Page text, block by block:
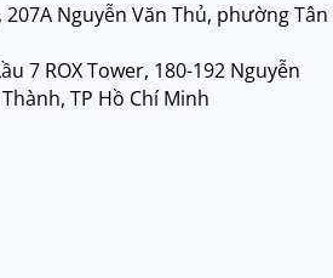
Nguyễn Văn Thủ, phường Tân
7 ROX Tower, 180-192 Nguyễn
TP Hồ Chí Minh